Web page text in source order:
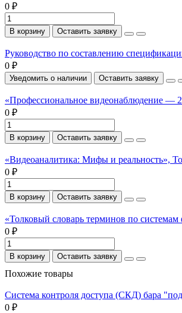
0 ₽
В корзину Оставить заявку
Руководство по составлению
0 ₽
Уведомить о наличии Оставить заявку
«Профессиональное видеонаблюдение —
0 ₽
В корзину Оставить заявку
«Видеоаналитика: Мифы и реальность»,
0 ₽
В корзину Оставить заявку
«Толковый словарь терминов по
0 ₽
В корзину Оставить заявку
Похожие товары
Система контроля доступа (СКД) бара
0 ₽